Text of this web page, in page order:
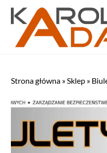
Strona główna »Sklep »